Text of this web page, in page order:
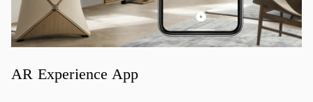
AR Experience App